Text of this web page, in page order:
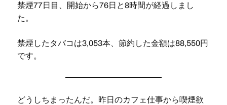
禁煙77日目、開始から76日と8時間が経過しまし
た。
禁煙したタバコは3,053本、節約した金額は88,550円
です。
どうしちまったんだ。昨日のカフェ仕事から喫煙欲